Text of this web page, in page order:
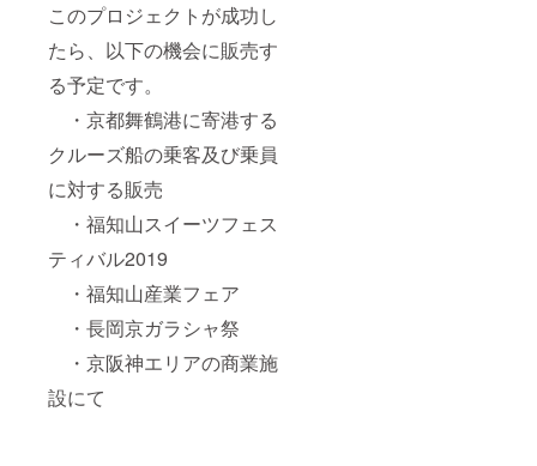
このプロジェクトが成功し
たら、以下の機会に販売す
る予定です。
・京都舞鶴港に寄港する
クルーズ船の乗客及び乗員
に対する販売
・福知山スイーツフェス
ティバル2019
・福知山産業フェア
・長岡京ガラシャ祭
・京阪神エリアの商業施
設にて